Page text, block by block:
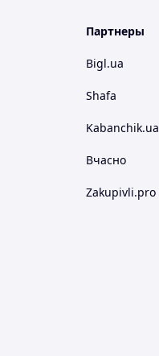
Партнеры
Bigl.ua
Shafa
Kabanchik.ua
Вчасно
Zakupivli.pro